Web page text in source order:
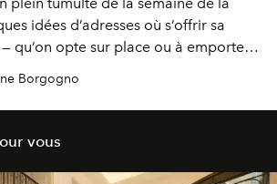
idées d’adresses où s’offrir sa
qu’on opte sur place ou à emporter
Borgogno
vous